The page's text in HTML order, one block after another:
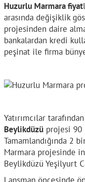
Huzurlu Marmara fiyat
arasında değişiklik
projesinden daire
bankalardan kredi
peşinat ile firma
Yatırımcılar
Beylikdüzüprojesi 90
Tamamlandığında 2
Marmara projesinde
Beylikdüzü Yeşilyurt